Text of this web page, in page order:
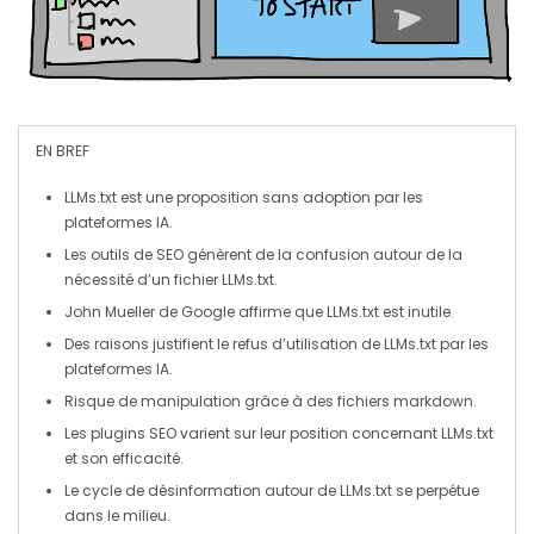
EN BREF
LLMs.txt est uneproposition sans adoption par les
plateformes IA.
Les outils de SEO génèrent de la confusion autour de la
nécessité d’un fichierLLMs.txt.
John Mueller de Google affirme queLLMs.txt estinutile.
Des raisons justifient le refus d’utilisation deLLMs.txtpar les
plateformes IA.
Risque de manipulation grâce à des fichiers markdown.
Les plugins SEOvarient sur leur position concernantLLMs.txt
et son efficacité.
Le cycle de désinformation autour deLLMs.txt se perpétue
dans le milieu.